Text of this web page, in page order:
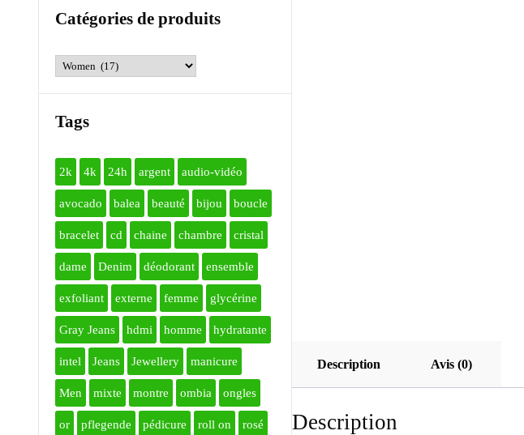
Description Avis (0)
Description
Catégories de produits
Tags
2k 4k 24h argent audio-vidéo
avocado balea beauté bijou boucle
bracelet cd chaine chambre cristal
dame Denim déodorant ensemble
exfoliant externe femme glycérine
Gray Jeans hdmi homme hydratante
intel Jeans Jewellery manicure
Men mixte montre ombia ongles
or pflegende pédicure roll on rosé